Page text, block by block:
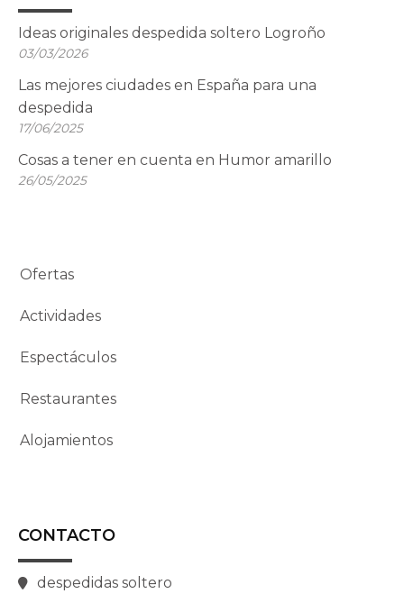
Ideas originales despedida soltero Logroño
03/03/2026
Las mejores ciudades en España para una
despedida
17/06/2025
Cosas a tener en cuenta en Humor amarillo
26/05/2025
Ofertas
Actividades
Espectáculos
Restaurantes
Alojamientos
CONTACTO
despedidas soltero